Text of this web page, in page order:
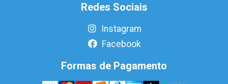
Redes Sociais
Instagram
Facebook
Formas de Pagamento